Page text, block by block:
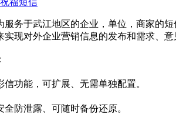
服务于武江地区的企业，单位，商家的
现对外企业营销信息的发布和需求、
功能，可扩展、无需单独配置。
防泄露、可随时备份还原。